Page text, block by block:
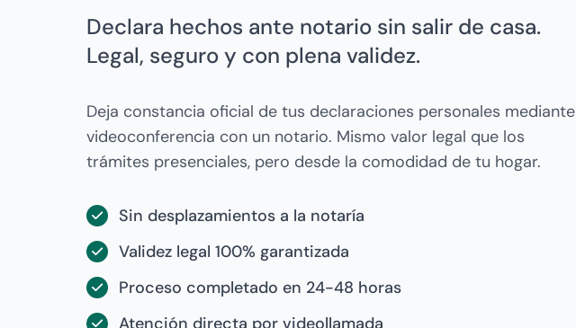
Declara hechos ante notario sin salir de casa.
Legal, seguro y con plena validez.
Deja constancia oficial de tus declaraciones personales mediante
videoconferencia con un notario. Mismo valor legal que los
trámites presenciales, pero desde la comodidad de tu hogar.
Sin desplazamientos a la notaría
Validez legal 100% garantizada
Proceso completado en 24-48 horas
Atención directa por videollamada